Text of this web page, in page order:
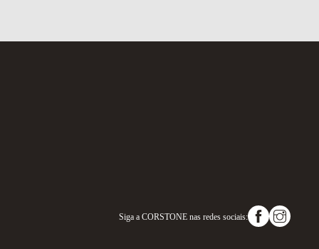
Siga a CORSTONE nas redes sociais: